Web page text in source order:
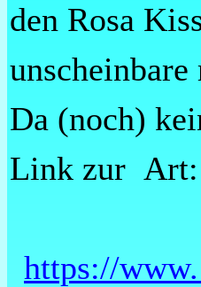
den Rosa
unscheinbare
Da (noch)
Link zur Art:
https://